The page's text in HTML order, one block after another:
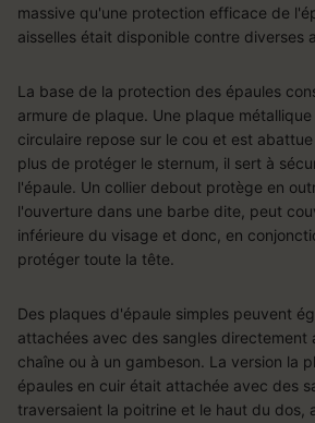
massive qu'une protection efficace de
aisselles était disponible contre diverses
La base de la protection des épaules
armure de plaque. Une plaque
circulaire repose sur le cou et est
plus de protéger le sternum, il sert à
l'épaule. Un collier debout protège en
l'ouverture dans une barbe dite, peut
inférieure du visage et donc, en
protéger toute la tête.
Des plaques d'épaule simples peuvent
attachées avec des sangles directement
chaîne ou à un gambeson. La version la
épaules en cuir était attachée avec des
traversaient la poitrine et le haut du dos,